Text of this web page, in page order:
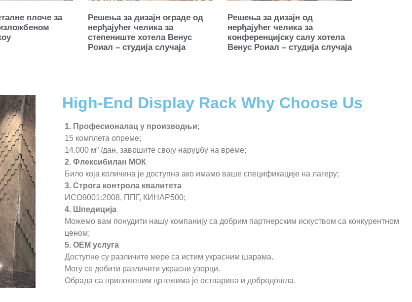
плоче за
Решења за дизајн ограде од
нерђајућег челика за
степениште хотела Венус
Роиал – студија случаја
Решења за дизајн од
нерђајућег челика за
конференцијску салу хотела
Венус Роиал – студија случаја
High-End Display Rack Why Choose Us
1. Професионалац у производњи;
15 комплета опреме;
14.000 м² /дан, завршите своју наруџбу на време;
2. Флексибилан МОК
Било која количина је доступна ако имамо ваше спецификације на лагеру;
3. Строга контрола квалитета
ИСО9001:2008, ППГ, КИНАР500;
4. Шпедиција
Можемо вам понудити нашу компанију са добрим партнерским искуством са конкурентном
ценом;
5. ОЕМ услуга
Доступне су различите мере са истим украсним шарама.
Могу се добити различити украсни узорци.
Обрада са приложеним цртежима је остварива и добродошла.